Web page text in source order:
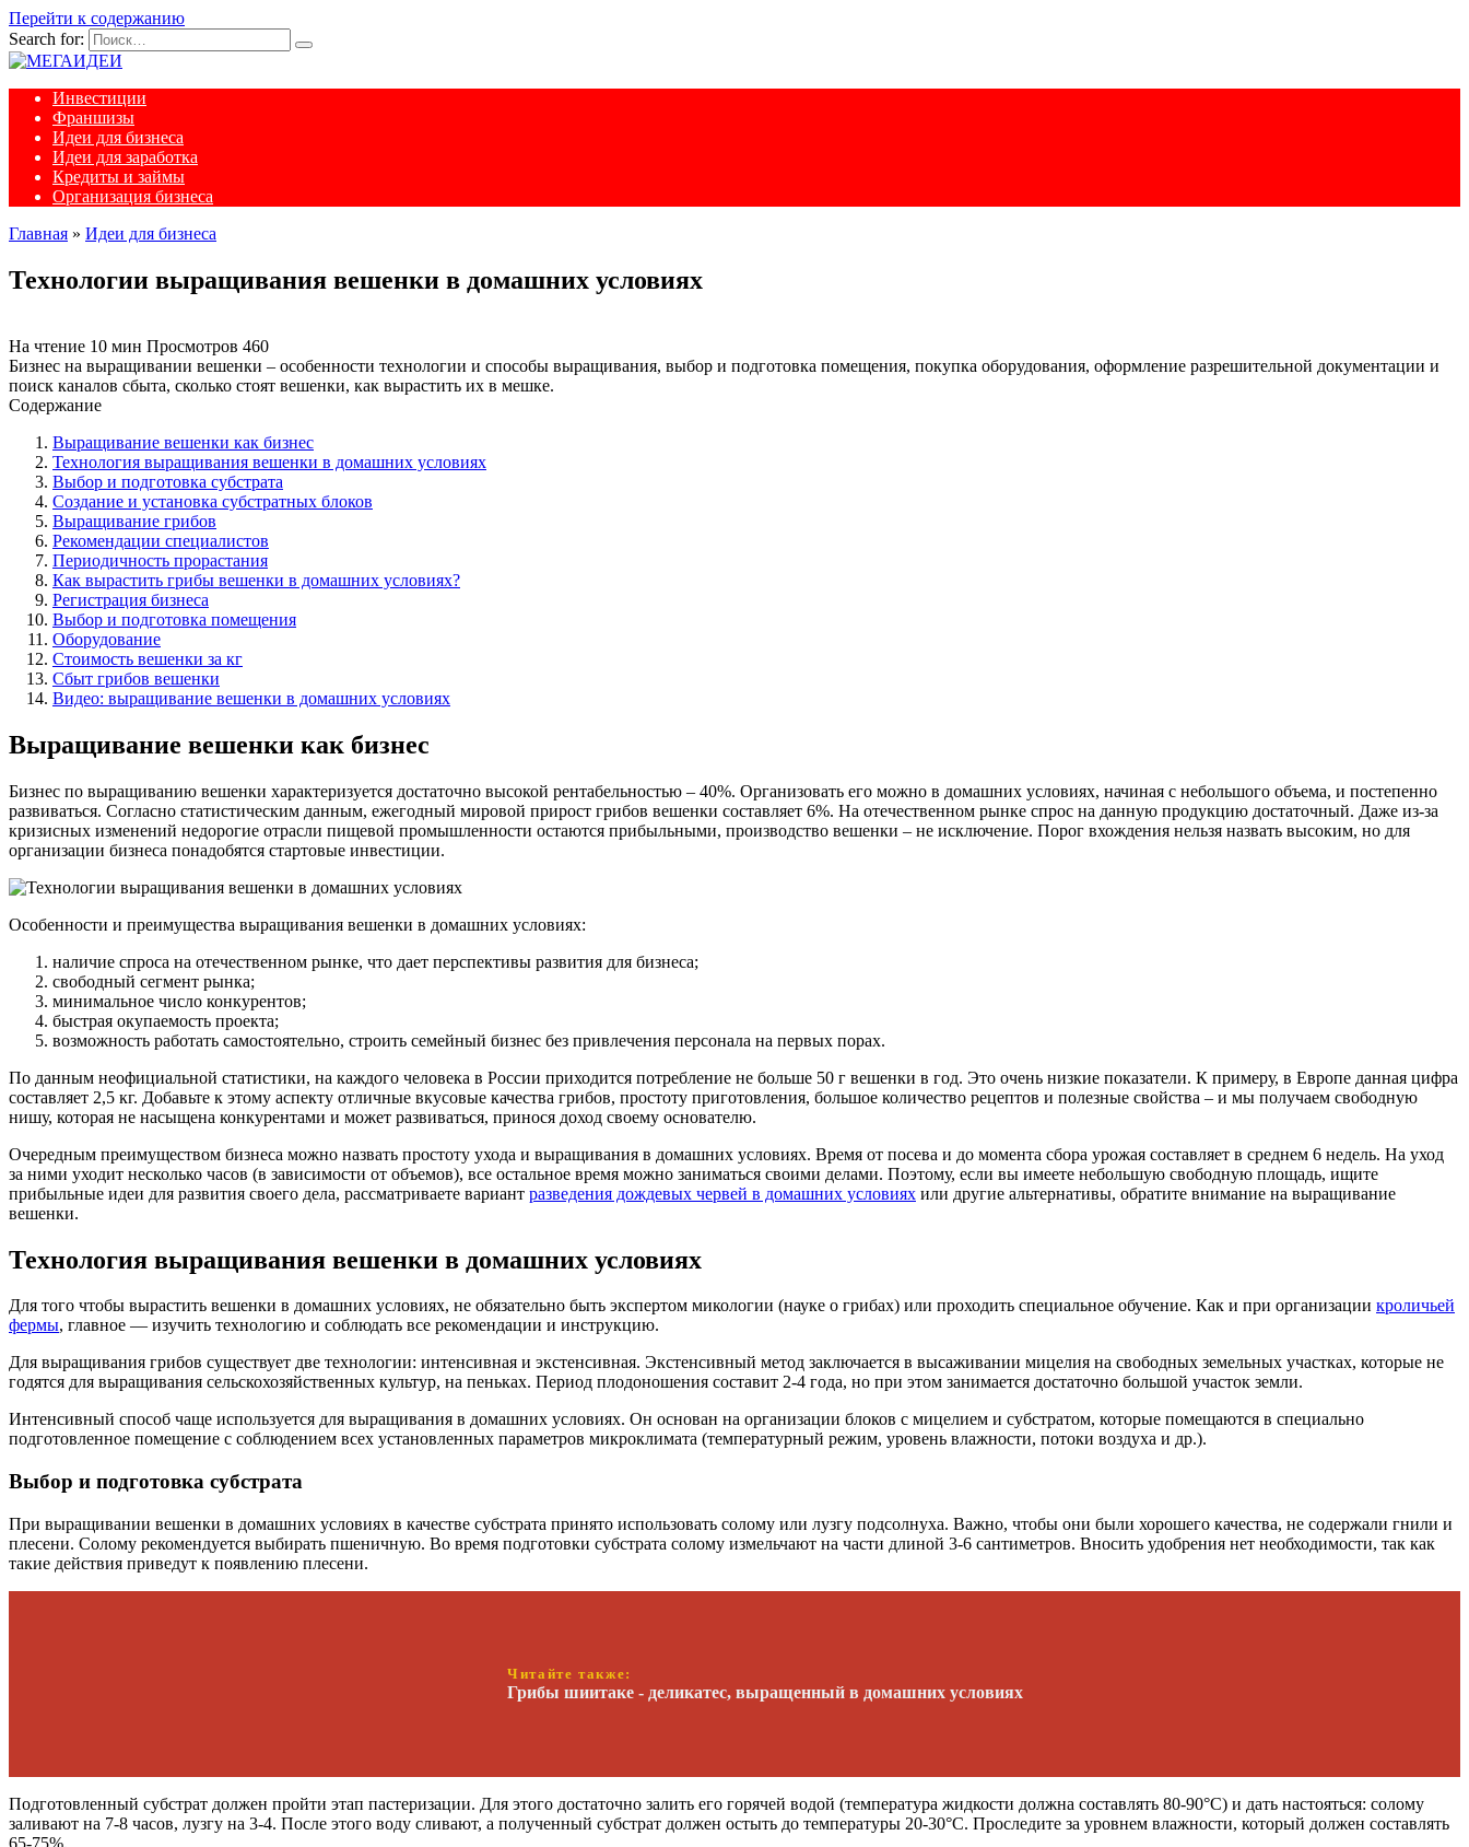
Перейти к содержанию
Search for:
Инвестиции
Франшизы
Идеи для бизнеса
Идеи для заработка
Кредиты и займы
Организация бизнеса
Главная » Идеи для бизнеса
Технологии выращивания вешенки в домашних условиях
На чтение 10 мин Просмотров 460
Бизнес на выращивании вешенки – особенности технологии и способы выращивания, выбор и подготовка помещения, покупка оборудования, оформление разрешительной документации и
поиск каналов сбыта, сколько стоят вешенки, как вырастить их в мешке.
Содержание
Выращивание вешенки как бизнес
Технология выращивания вешенки в домашних условиях
Выбор и подготовка субстрата
Создание и установка субстратных блоков
Выращивание грибов
Рекомендации специалистов
Периодичность прорастания
Как вырастить грибы вешенки в домашних условиях?
Регистрация бизнеса
Выбор и подготовка помещения
Оборудование
Стоимость вешенки за кг
Сбыт грибов вешенки
Видео: выращивание вешенки в домашних условиях
Выращивание вешенки как бизнес
Бизнес по выращиванию вешенки характеризуется достаточно высокой рентабельностью – 40%. Организовать его можно в домашних условиях, начиная с небольшого объема, и постепенно
развиваться. Согласно статистическим данным, ежегодный мировой прирост грибов вешенки составляет 6%. На отечественном рынке спрос на данную продукцию достаточный. Даже из-за
кризисных изменений недорогие отрасли пищевой промышленности остаются прибыльными, производство вешенки – не исключение. Порог вхождения нельзя назвать высоким, но для
организации бизнеса понадобятся стартовые инвестиции.
Особенности и преимущества выращивания вешенки в домашних условиях:
наличие спроса на отечественном рынке, что дает перспективы развития для бизнеса;
свободный сегмент рынка;
минимальное число конкурентов;
быстрая окупаемость проекта;
возможность работать самостоятельно, строить семейный бизнес без привлечения персонала на первых порах.
По данным неофициальной статистики, на каждого человека в России приходится потребление не больше 50 г вешенки в год. Это очень низкие показатели. К примеру, в Европе данная цифра
составляет 2,5 кг. Добавьте к этому аспекту отличные вкусовые качества грибов, простоту приготовления, большое количество рецептов и полезные свойства – и мы получаем свободную
нишу, которая не насыщена конкурентами и может развиваться, принося доход своему основателю.
Очередным преимуществом бизнеса можно назвать простоту ухода и выращивания в домашних условиях. Время от посева и до момента сбора урожая составляет в среднем 6 недель. На уход
за ними уходит несколько часов (в зависимости от объемов), все остальное время можно заниматься своими делами. Поэтому, если вы имеете небольшую свободную площадь, ищите
прибыльные идеи для развития своего дела, рассматриваете вариант разведения дождевых червей в домашних условиях или другие альтернативы, обратите внимание на выращивание
вешенки.
Технология выращивания вешенки в домашних условиях
Для того чтобы вырастить вешенки в домашних условиях, не обязательно быть экспертом микологии (науке о грибах) или проходить специальное обучение. Как и при организации кроличьей
фермы, главное — изучить технологию и соблюдать все рекомендации и инструкцию.
Для выращивания грибов существует две технологии: интенсивная и экстенсивная. Экстенсивный метод заключается в высаживании мицелия на свободных земельных участках, которые не
годятся для выращивания сельскохозяйственных культур, на пеньках. Период плодоношения составит 2-4 года, но при этом занимается достаточно большой участок земли.
Интенсивный способ чаще используется для выращивания в домашних условиях. Он основан на организации блоков с мицелием и субстратом, которые помещаются в специально
подготовленное помещение с соблюдением всех установленных параметров микроклимата (температурный режим, уровень влажности, потоки воздуха и др.).
Выбор и подготовка субстрата
При выращивании вешенки в домашних условиях в качестве субстрата принято использовать солому или лузгу подсолнуха. Важно, чтобы они были хорошего качества, не содержали гнили и
плесени. Солому рекомендуется выбирать пшеничную. Во время подготовки субстрата солому измельчают на части длиной 3-6 сантиметров. Вносить удобрения нет необходимости, так как
такие действия приведут к появлению плесени.
Читайте также:
Грибы шиитаке - деликатес, выращенный в домашних условиях
Подготовленный субстрат должен пройти этап пастеризации. Для этого достаточно залить его горячей водой (температура жидкости должна составлять 80-90°С) и дать настояться: солому
заливают на 7-8 часов, лузгу на 3-4. После этого воду сливают, а полученный субстрат должен остыть до температуры 20-30°С. Проследите за уровнем влажности, который должен составлять
65-75%.